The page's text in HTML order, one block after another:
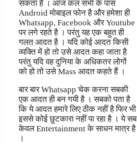
सकता है । आज कल सभी के पास
Android मोबाइल फोन है और हमेशा ही
Whatsapp, Facebook और Youtube
पर लगे रहते है । परंतु यह एक बहुत ही
गलत आदत है । यदि कोई आदत किसी
व्यक्ति में हो तो उसे आदत कहा जाता है
परंतु यदि वह दुनिया के अधिकतर लोगों
को हो तो उसे Mass आदत कहते हैं ।
बार बार Whatsapp चेक करना सबकी
एक आदत ही बन गयी है । सबको पता है
कि ये आदत हमारे लिए ठीक नहीं है फिर भी
इससे कोई छुटकारा नहीं पा रहा है । ये सब
केवल Entertainment के साधन मात्र है
।